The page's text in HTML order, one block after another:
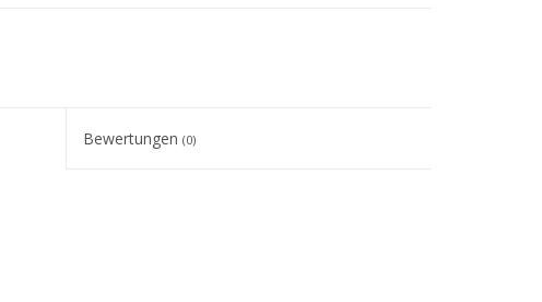
Bewertungen(0)